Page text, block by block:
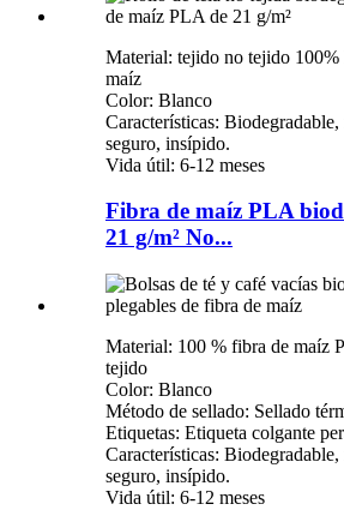
Material: tejido no tejido
maíz
Color: Blanco
Características:
seguro, insípido.
Vida útil: 6-12 meses
Fibra de maíz PLA
21 g/m² No...
Material: 100 % fibra de maíz
tejido
Color: Blanco
Método de sellado: Sellado
Etiquetas: Etiqueta colgante
Características:
seguro, insípido.
Vida útil: 6-12 meses